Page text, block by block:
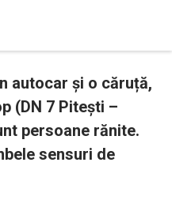
autocar și o căruță,
(DN 7 Pitești –
persoane rănite.
sensuri de